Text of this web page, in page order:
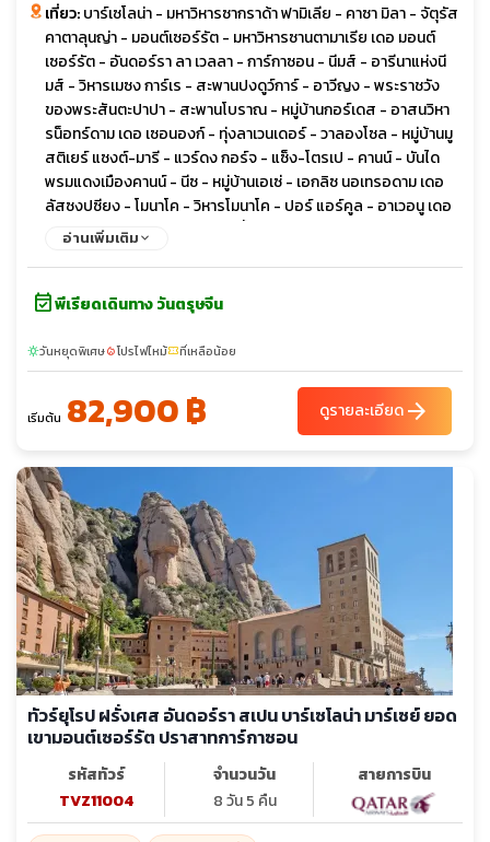
เที่ยว:บาร์เซโลน่า - มหาวิหารซากราด้า ฟามิเลีย - คาซา มิลา - จัตุรัส
คาตาลุนญ่า - มอนต์เซอร์รัต - มหาวิหารซานตามาเรีย เดอ มอนต์
เซอร์รัต - อันดอร์รา ลา เวลลา - การ์กาซอน - นีมส์ - อารีนาแห่งนี
มส์ - วิหารเมซง การ์เร - สะพานปงดูว์การ์ - อาวีญง - พระราชวัง
ของพระสันตะปาปา - สะพานโบราณ - หมู่บ้านกอร์เดส - อาสนวิหา
รน็อทร์ดาม เดอ เซอนองก์ - ทุ่งลาเวนเดอร์ - วาลองโซล - หมู่บ้านมู
สติเยร์ แซงต์-มารี - แวร์ดง กอร์จ - แซ็ง-โตรเป - คานน์ - บันได
พรมแดงเมืองคานน์ - นีซ - หมู่บ้านเอเซ่ - เอกลิซ นอเทรอดาม เดอ
ลัสซงปซียง - โมนาโค - วิหารโมนาโค - ปอร์ แอร์คูล - อาเวอนู เดอ
มงเต-การ์โล - จัตุรัสเมสซิน่า - น้ำพุพระอาทิตย์
อ่านเพิ่มเติม
event_availableพีเรียดเดินทาง วันตรุษจีน
sunnyวันหยุดพิเศษlocal_fire_departmentโปรไฟไหม้confirmation_numberที่เหลือน้อย
เริ่มต้น 82,900 ฿ ดูรายละเอียดarrow_forward
ทัวร์ยุโรป ฝรั่งเศส อันดอร์รา สเปน บาร์เซโลน่า มาร์เซย์ ยอด
เขามอนต์เซอร์รัต ปราสาทการ์กาซอน
รหัสทัวร์
TVZ11004
จำนวนวัน
8 วัน 5 คืน
สายการบิน